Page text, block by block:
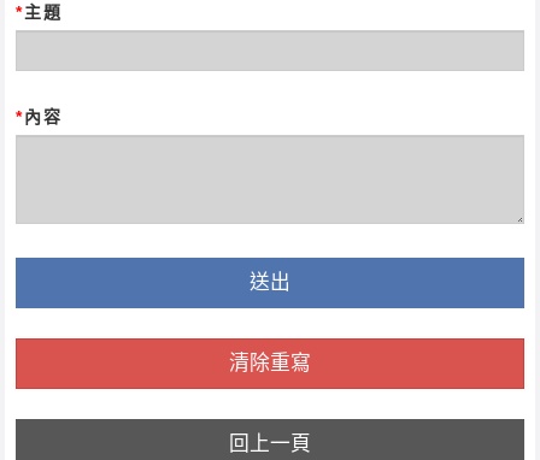
*主題
*內容
送出
清除重寫
回上一頁